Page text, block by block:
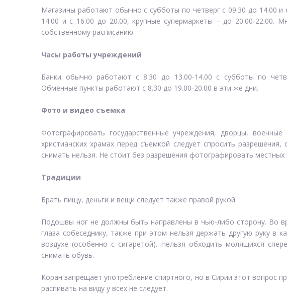
Магазины работают обычно с субботы по четверг с 09.30 до 14.00
14.00 и с 16.00 до 20.00, крупные супермаркеты – до 20.00-22.00.
собственному расписанию.
Часы работы учреждений
Банки обычно работают с 8.30 до 13.00-14.00 с субботы по
Обменные пункты работают с 8.30 до 19.00-20.00 в эти же дни.
Фото и видео съемка
Фотографировать государственные учреждения, дворцы,
христианских храмах перед съемкой следует спросить
снимать нельзя. Не стоит без разрешения фотографировать
Традиции
Брать пищу, деньги и вещи следует также правой рукой.
Подошвы ног не должны быть направлены в чью-либо сторону. Во
глаза собеседнику, также при этом нельзя держать другую руку в
воздухе (особенно с сигаретой). Нельзя обходить молящихся
снимать обувь.
Коран запрещает употребление спиртного, но в Сирии этот вопрос
распивать на виду у всех не следует.